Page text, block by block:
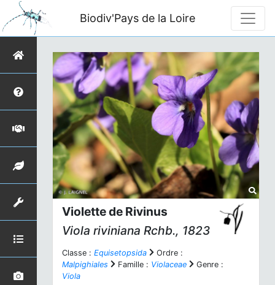
Biodiv'Pays de la Loire
Violette de Rivinus
Viola riviniana Rchb., 1823
Classe : Equisetopsida
Ordre :
Malpighiales
Famille : Violaceae
Genre :
Viola